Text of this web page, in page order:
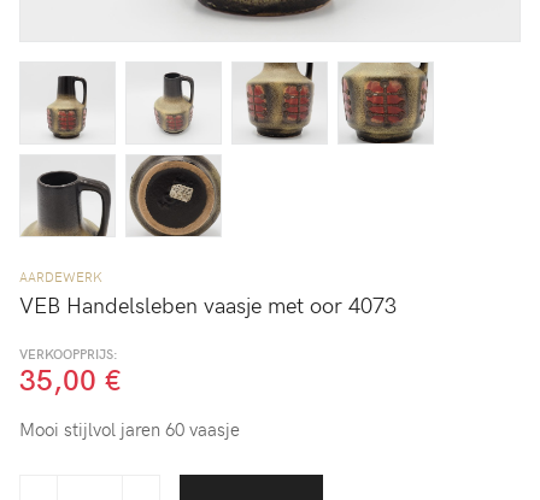
AARDEWERK
VEB Handelsleben vaasje met oor 4073
VERKOOPPRIJS:
35,00 €
Mooi stijlvol jaren 60 vaasje